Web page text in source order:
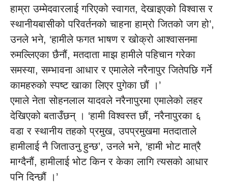
हाम्रा उम्मेदवारलाई गरिएको स्वागत, देखाइएको विश्वास र
स्थानीयबासीको परिवर्तनको चाहना हाम्रो जितको जग हो’,
उनले भने, ‘हामीले फगत भाषण र खोक्रो आश्वासनमा
रुमल्लिएका छैनौं, मतदाता माझ हामीले पहिचान गरेका
समस्या, सम्भावना आधार र एमालेले नरैनापुर जितेपछि गर्ने
कामहरुको स्पष्ट खाका लिएर पुगेका छौं ।’
एमाले नेता सोहनलाल यादवले नरैनापुरमा एमालेको लहर
देखिएको बताउँछन् । ‘हामी विश्वस्त छौं, नरैनापुरका ६
वडा र स्थानीय तहको प्रमुख, उपप्रमुखमा मतदाताले
हामीलाई नै जिताउनु हुन्छ’, उनले भने, ‘हामी भोट मात्रै
माग्दैनौं, हामीलाई भोट किन र केका लागि त्यसको आधार
पनि दिन्छौं ।’